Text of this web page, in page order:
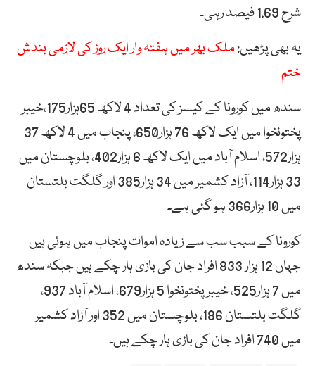
شرح 1.69 فیصد رہی۔
یہ بھی پڑھیں:ملک بھر میں ہفتہ وار ایک روز کی لازمی بندش
ختم
سندھ میں کورونا کے کیسز کی تعداد 4 لاکھ 65ہزار175،خیبر
پختونخوا میں ایک لاکھ 76 ہزار650، پنجاب میں 4 لاکھ 37
ہزار572، اسلام آباد میں ایک لاکھ 6 ہزار402، بلوچستان میں
33 ہزار114، آزاد کشمیر میں 34 ہزار385 اور گلگت بلتستان
میں 10 ہزار366 ہو گئی ہے۔
کورونا کے سبب سب سے زیادہ اموات پنجاب میں ہوئی ہیں
جہاں 12 ہزار 833 افراد جان کی بازی ہار چکے ہیں جبکہ سندھ
میں 7 ہزار525، خیبرپختونخوا 5 ہزار679، اسلام آباد 937،
گلگت بلتستان 186، بلوچستان میں 352 اور آزاد کشمیر
میں 740 افراد جان کی بازی ہار چکے ہیں۔